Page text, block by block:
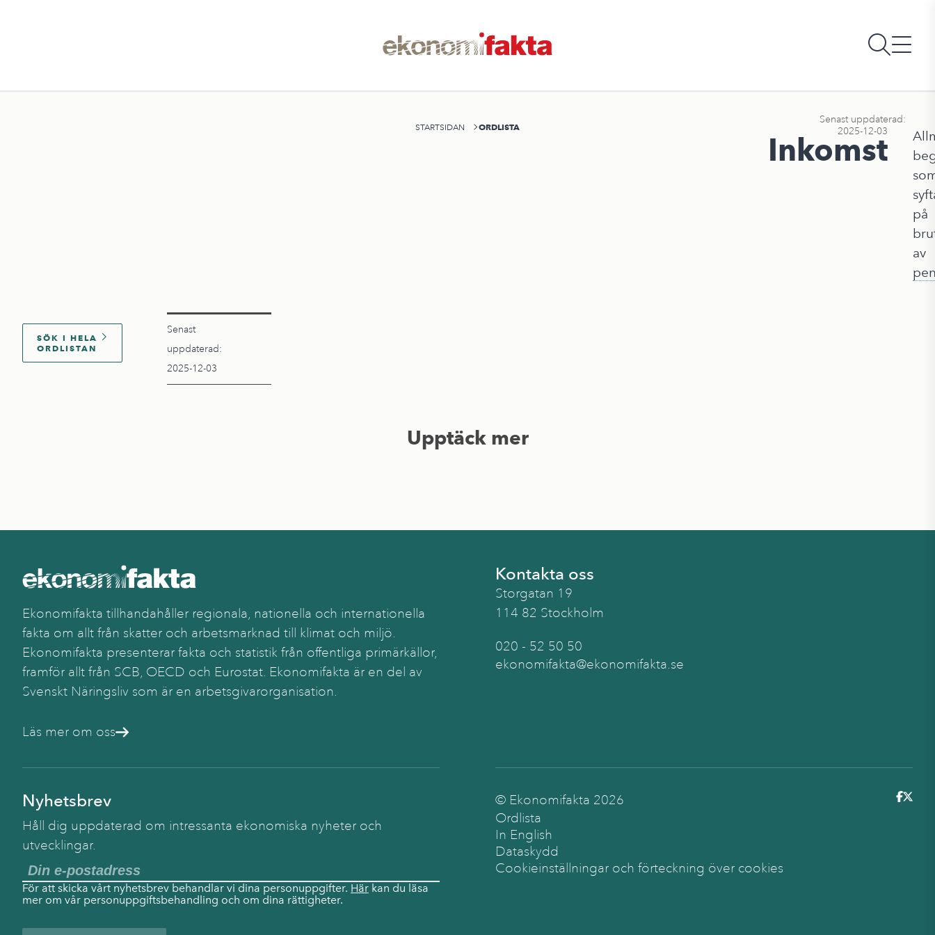
STARTSIDAN ORDLISTA
Inkomst
Senast uppdaterad:
2025-12-03
på
av
SÖK I HELA
ORDLISTAN
Senast
uppdaterad:
2025-12-03
Upptäck mer
Ekonomifakta tillhandahåller regionala, nationella och internationella
fakta om allt från skatter och arbetsmarknad till klimat och miljö.
Ekonomifakta presenterar fakta och statistik från offentliga primärkällor,
framför allt från SCB, OECD och Eurostat. Ekonomifakta är en del av
Svenskt Näringsliv som är en arbetsgivarorganisation.
Läs mer om oss
Kontakta oss
Storgatan 19
114 82 Stockholm
020 - 52 50 50
ekonomifakta@ekonomifakta.se
Nyhetsbrev
Håll dig uppdaterad om intressanta ekonomiska nyheter och
utvecklingar.
För att skicka vårt nyhetsbrev behandlar vi dina personuppgifter. Här kan du läsa
mer om vår personuppgiftsbehandling och om dina rättigheter.
© Ekonomifakta 2026
Ordlista
In English
Dataskydd
Cookieinställningar och förteckning över cookies